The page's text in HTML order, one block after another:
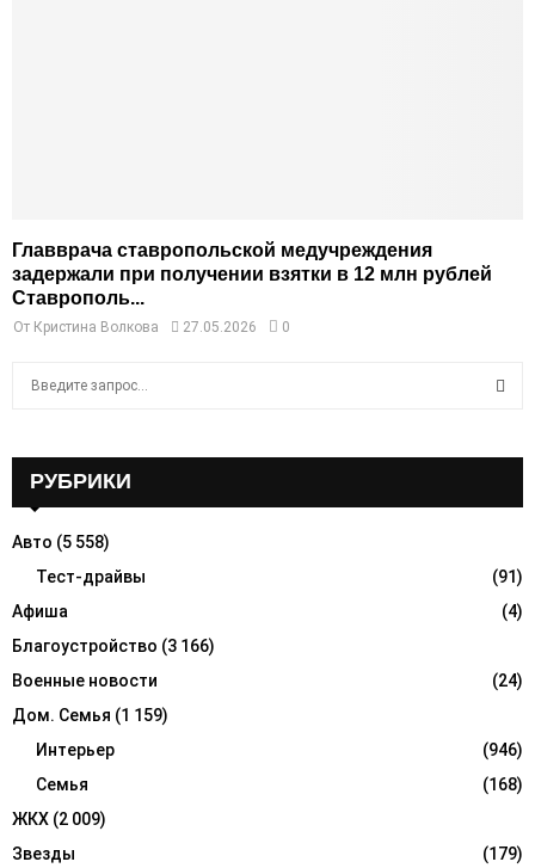
Главврача ставропольской медучреждения
задержали при получении взятки в 12 млн рублей
Ставрополь...
От Кристина Волкова 27.05.2026 0
o
R
C
H
РУБРИКИ
Авто (5 558)
Тест-драйвы
(91)
Афиша
(4)
Благоустройство (3 166)
Военные новости
(24)
Дом. Семья (1 159)
Интерьер
(946)
Семья
(168)
ЖКХ (2 009)
Звезды
(179)